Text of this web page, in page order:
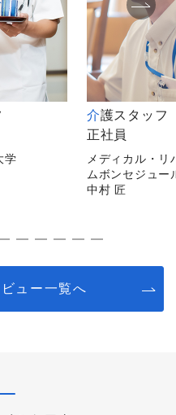
ハビリホー
ル千葉
介護スタッ
非常勤
メディカルホ
逗子
平山 陽子
ュー一覧へ